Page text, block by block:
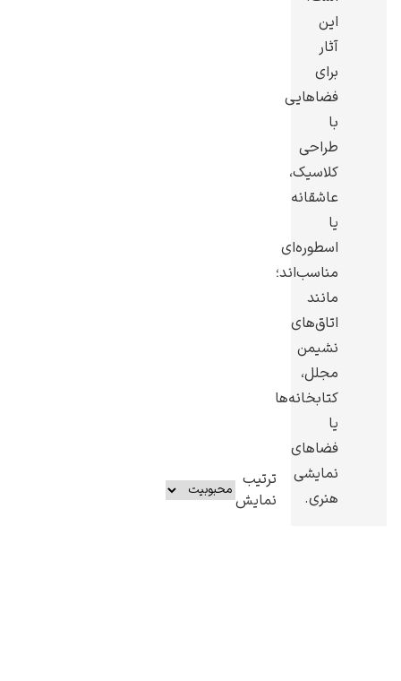
یوهانس فرمیر
این
آثار
برای
فضاهایی
با
طراحی
کلاسیک،
عاشقانه
یا
اسطوره‌ای
مناسب‌اند؛
مانند
اتاق‌های
نشیمن
مجلل،
کتابخانه‌ها
یا
فضاهای
نمایشی
هنری.
ترتیب
نمایش